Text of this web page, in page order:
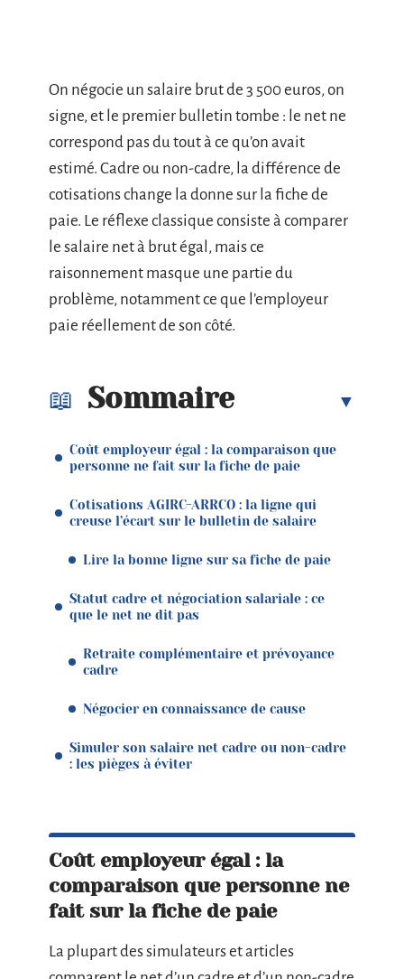
On négocie un salaire brut de 3 500 euros, on
signe, et le premier bulletin tombe : le net ne
correspond pas du tout à ce qu’on avait
estimé. Cadre ou non-cadre, la différence de
cotisations change la donne sur la fiche de
paie. Le réflexe classique consiste à comparer
le salaire net à brut égal, mais ce
raisonnement masque une partie du
problème, notamment ce que l’employeur
paie réellement de son côté.
Sommaire
Coût employeur égal : la comparaison que
personne ne fait sur la fiche de paie
Cotisations AGIRC-ARRCO : la ligne qui
creuse l’écart sur le bulletin de salaire
Lire la bonne ligne sur sa fiche de paie
Statut cadre et négociation salariale : ce
que le net ne dit pas
Retraite complémentaire et prévoyance
cadre
Négocier en connaissance de cause
Simuler son salaire net cadre ou non-cadre
: les pièges à éviter
Coût employeur égal : la
comparaison que personne ne
fait sur la fiche de paie
La plupart des simulateurs et articles